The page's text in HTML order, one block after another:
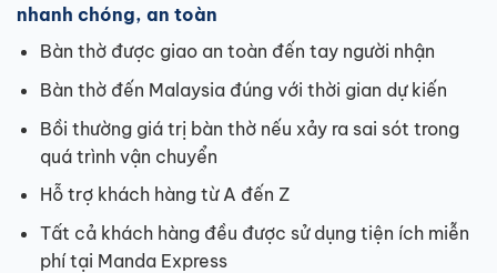
nhanh chóng, an toàn
Bàn thờ được giao an toàn đến tay người nhận
Bàn thờ đến Malaysia đúng với thời gian dự kiến
Bồi thường giá trị bàn thờ nếu xảy ra sai sót trong
quá trình vận chuyển
Hỗ trợ khách hàng từ A đến Z
Tất cả khách hàng đều được sử dụng tiện ích miễn
phí tại Manda Express